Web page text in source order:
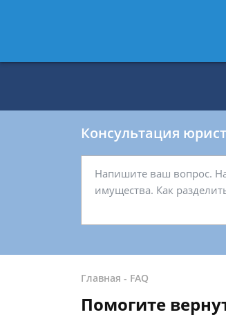
Консультация
Главная - FAQ
Помогите